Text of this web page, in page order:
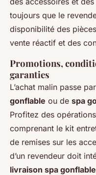
toujours que le
disponibilité des
vente réactif et des
Promotions,
garanties
L’achat malin passe
gonflable ou de spa
Profitez des
comprenant le kit
de remises sur les
d’un revendeur doit
livraison spa gonflable